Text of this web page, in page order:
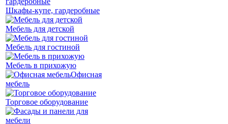
Шкафы-купе, гардеробные
Мебель для детской
Мебель для гостиной
Мебель в прихожую
Офисная
мебель
Торговое оборудование